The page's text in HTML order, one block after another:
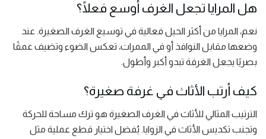
هل المرايا تجعل الغرف أوسع فعلًا؟
نعم، المرايا من أكثر الحيل فعالية في توسيع الغرف الصغيرة. عند
وضعها مقابل النوافذ أو في الممرات، تعكس الضوء وتضيف عمقًا
بصريًا يجعل الغرفة تبدو أكبر وأطول.
كيف أرتب الأثاث في غرفة صغيرة؟
الترتيب المثالي للأثاث في الغرف الصغيرة هو ترك مساحة للحركة
وتجنب تكديس الأثاث في الزوايا. يُفضل اختيار قطع عملية مثل